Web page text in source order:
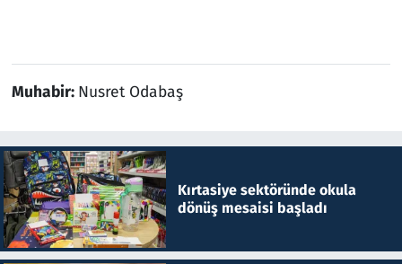
Muhabir: Nusret Odabaş
Kırtasiye sektöründe okula
dönüş mesaisi başladı